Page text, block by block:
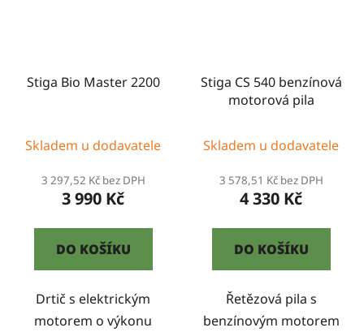
Stiga Bio Master 2200
Skladem u dodavatele
3 297,52 Kč bez DPH
3 990 Kč
DO KOŠÍKU
Drtič s elektrickým
motorem o výkonu
Stiga CS 540 benzínová
motorová pila
Skladem u dodavatele
3 578,51 Kč bez DPH
4 330 Kč
DO KOŠÍKU
Řetězová pila s
benzínovým motorem